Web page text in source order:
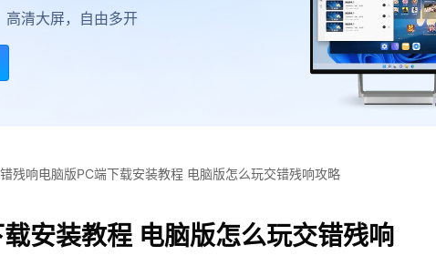
清大屏，自由多开
残响电脑版PC端下载安装教程 电脑版怎么玩交错残响攻略
安装教程 电脑版怎么玩交错残响